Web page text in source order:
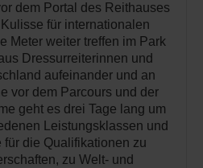
dem Portal des Reithauses
für internationalen
Meter weiter treffen im Park
Dressurreiterinnen und
aufeinander und an
vor dem Parcours und der
geht es drei Tage lang um
Leistungsklassen und
für die Qualifikationen zu
zu Welt- und